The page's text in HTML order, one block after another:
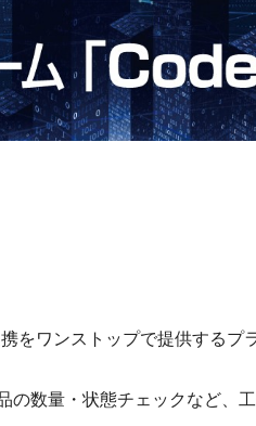
をワンストップで提供するプ
数量・状態チェックなど、